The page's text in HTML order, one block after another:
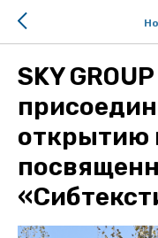
SKY
открытию